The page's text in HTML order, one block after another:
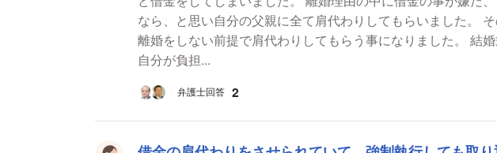
なら、と思い自分の父親に全て肩代わりしてもらいました。
離婚をしない前提で肩代わりしてもらう事になりました。 結
自分が負担...
弁護士回答 2